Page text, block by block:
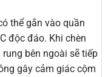
thể gắn vào quần
độc đáo. Khi chèn
bên ngoài sẽ tiếp
gây cảm giác cộm